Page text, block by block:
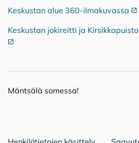
Keskustan alue 360-ilmakuvassa
Keskustan jokireitti ja
Mänt­sä­lä so­mes­sa!